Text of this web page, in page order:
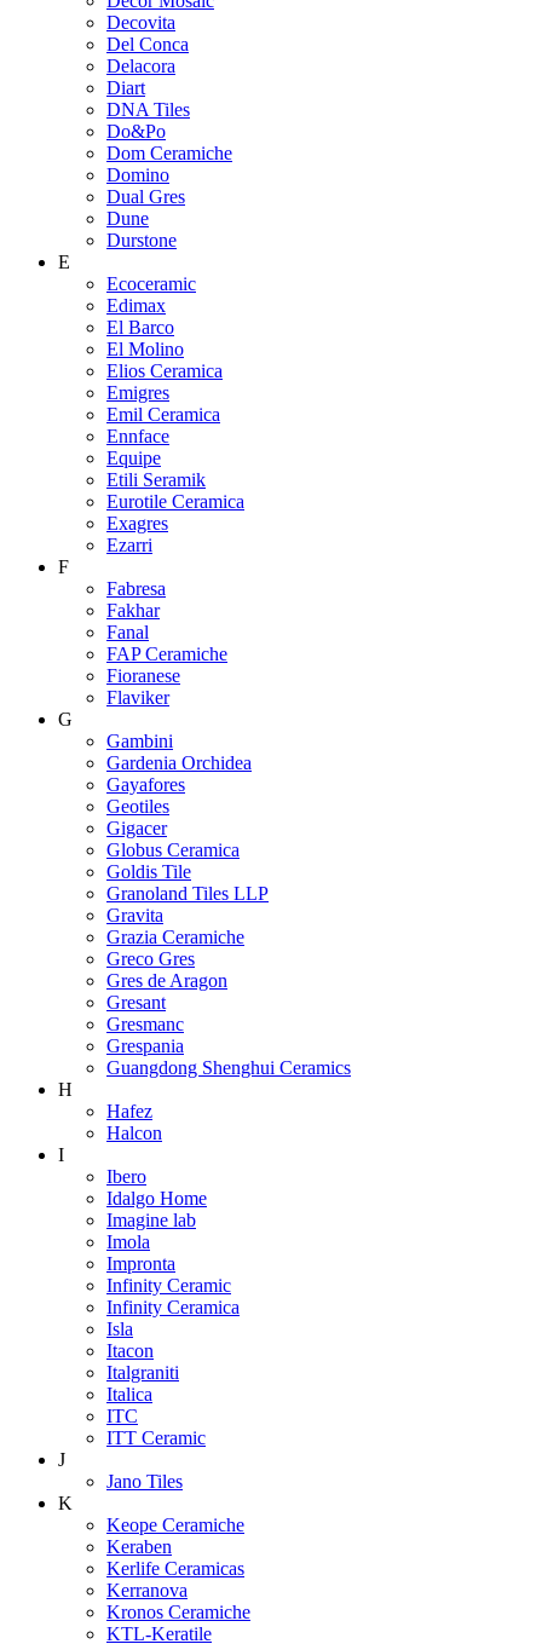
Decovita
Del Conca
Delacora
Diart
DNA Tiles
Do&Po
Dom Ceramiche
Domino
Dual Gres
Dune
Durstone
E
Ecoceramic
Edimax
El Barco
El Molino
Elios Ceramica
Emigres
Emil Ceramica
Ennface
Equipe
Etili Seramik
Eurotile Ceramica
Exagres
Ezarri
F
Fabresa
Fakhar
Fanal
FAP Ceramiche
Fioranese
Flaviker
G
Gambini
Gardenia Orchidea
Gayafores
Geotiles
Gigacer
Globus Ceramica
Goldis Tile
Granoland Tiles LLP
Gravita
Grazia Ceramiche
Greco Gres
Gres de Aragon
Gresant
Gresmanc
Grespania
Guangdong Shenghui Ceramics
H
Hafez
Halcon
I
Ibero
Idalgo Home
Imagine lab
Imola
Impronta
Infinity Ceramic
Infinity Ceramica
Isla
Itacon
Italgraniti
Italica
ITC
ITT Ceramic
J
Jano Tiles
K
Keope Ceramiche
Keraben
Kerlife Ceramicas
Kerranova
Kronos Ceramiche
KTL-Keratile